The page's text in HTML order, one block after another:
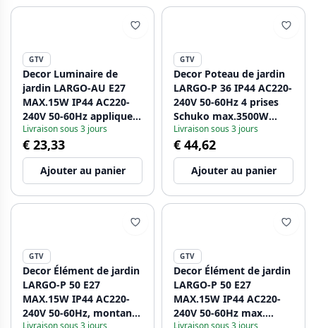
GTV
Decor Luminaire de
jardin LARGO-AU E27
MAX.15W IP44 AC220-
240V 50-60Hz applique
murale droite en
graphite. 1208963916
Livraison sous 3 jours
€ 23,33
Ajouter au panier
GTV
Decor Poteau de jardin
LARGO-P 36 IP44 AC220-
240V 50-60Hz 4 prises
Schuko max.3500W
graphite. 1208963917
Livraison sous 3 jours
€ 44,62
Ajouter au panier
GTV
Decor Élément de jardin
LARGO-P 50 E27
MAX.15W IP44 AC220-
240V 50-60Hz, montant
Livraison sous 3 jours
GTV
Decor Élément de jardin
LARGO-P 50 E27
MAX.15W IP44 AC220-
240V 50-60Hz max.
Livraison sous 3 jours